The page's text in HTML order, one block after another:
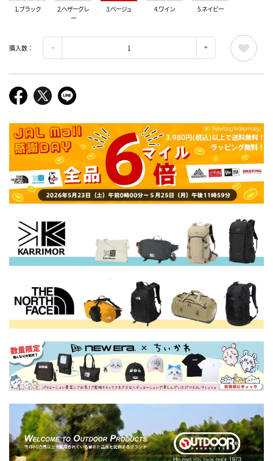
1.ブラック
2.ヘザーグレ
ー
3.ベージュ 4.ワイン 5.ネイビー
購入数：